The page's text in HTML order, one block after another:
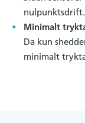
nulpunktsdrift.
Minimalt
Da kun
minimalt